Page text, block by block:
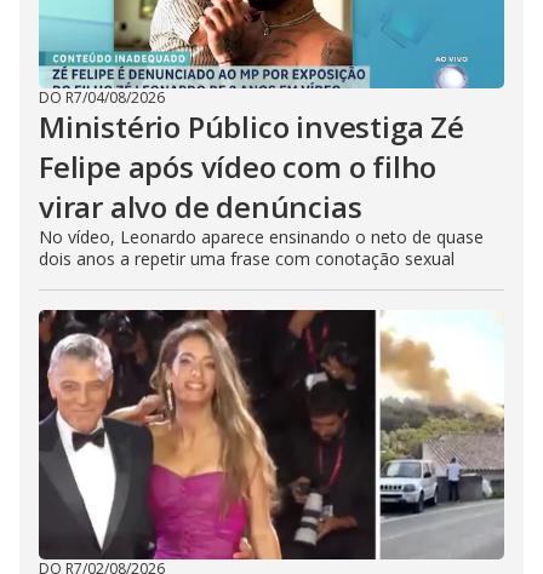
DO R7/04/08/2026
Ministério Público investiga Zé
Felipe após vídeo com o filho
virar alvo de denúncias
No vídeo, Leonardo aparece ensinando o neto de quase
dois anos a repetir uma frase com conotação sexual
DO R7/02/08/2026